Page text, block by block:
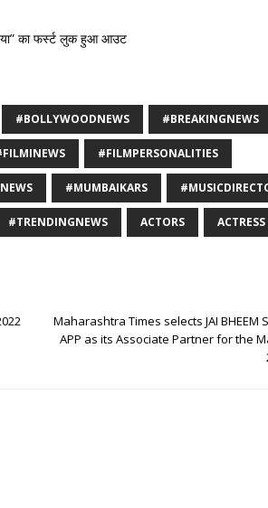
का फर्स्ट लुक हुआ आउट
#BOLLYWOODNEWS #BREAKINGNEWS
#FILMPERSONALITIES
#MUMBAIKARS
#TRENDINGNEWS ACTORS ACTRESS
Maharashtra Times selects JAI BHEEM
APP as its Associate Partner for the